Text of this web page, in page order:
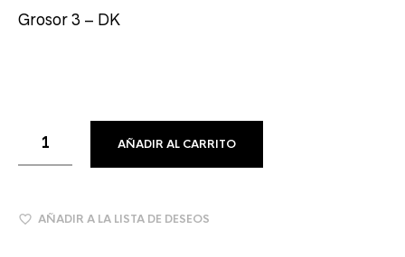
Grosor 3 – DK
AÑADIR AL CARRITO
AÑADIR A LA LISTA DE DESEOS